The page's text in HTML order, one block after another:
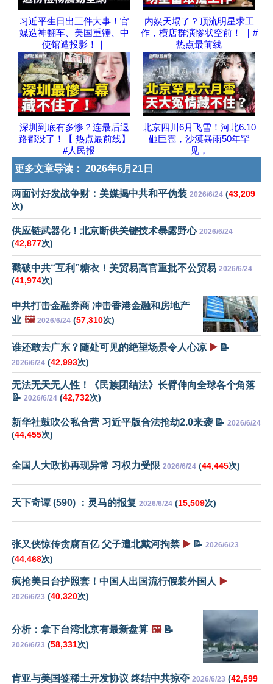
习近平生日出三件大事！官
媒造神翻车、美国重锤、中
使馆遭投影！｜
内娱天塌了？顶流明星求工
作，横店群演惨状空前！ ｜#
热点最前线
深圳到底有多惨？连最后退
路都没了！【 热点最前线】
｜#人民报
北京四川6月飞雪！河北6.10
砸巨雹，沙漠暴雨50年罕
见，
更多文章导读： 2026年6月21日
两面讨好发战争财：美媒揭中共和平伪装 2026/6/24 (43,209
次)
供应链武器化！北京断供关键技术暴露野心 2026/6/24
(42,877次)
戳破中共“互利”糖衣！美贸易高官重批不公贸易 2026/6/24
(41,974次)
中共打击金融券商 冲击香港金融和房地产
业 🖼️ 2026/6/24 (57,310次)
谁还敢去广东？随处可见的绝望场景令人心凉 ▶️ 📝
2026/6/24 (42,993次)
无法无天无人性！《民族团结法》长臂伸向全球各个角落
📝 2026/6/24 (42,732次)
新华社鼓吹公私合营 习近平版合法抢劫2.0来袭 📝 2026/6/24
(44,455次)
全国人大政协再现异常 习权力受限 2026/6/24 (44,445次)
天下奇谭 (590) ：灵马的报复 2026/6/24 (15,509次)
张又侠惊传贪腐百亿 父子遭北戴河拘禁 ▶️ 📝 2026/6/23
(44,468次)
疯抢美日台护照套！中国人出国流行假装外国人 ▶️
2026/6/23 (40,320次)
分析：拿下台湾北京有最新盘算 🖼️📝
2026/6/23 (58,331次)
肯亚与美国签稀土开发协议 终结中共掠夺 2026/6/23 (42,599